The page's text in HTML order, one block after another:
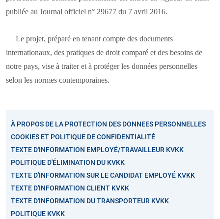
publiée au Journal officiel n° 29677 du 7 avril 2016.
Le projet, préparé en tenant compte des documents
internationaux, des pratiques de droit comparé et des besoins de
notre pays, vise à traiter et à protéger les données personnelles
selon les normes contemporaines.
À PROPOS DE LA PROTECTION DES DONNEES PERSONNELLES
COOKIES ET POLITIQUE DE CONFIDENTIALITÉ
TEXTE D'INFORMATION EMPLOYÉ/TRAVAILLEUR KVKK
POLITIQUE D'ÉLIMINATION DU KVKK
TEXTE D'INFORMATION SUR LE CANDIDAT EMPLOYÉ KVKK
TEXTE D'INFORMATION CLIENT KVKK
TEXTE D'INFORMATION DU TRANSPORTEUR KVKK
POLITIQUE KVKK